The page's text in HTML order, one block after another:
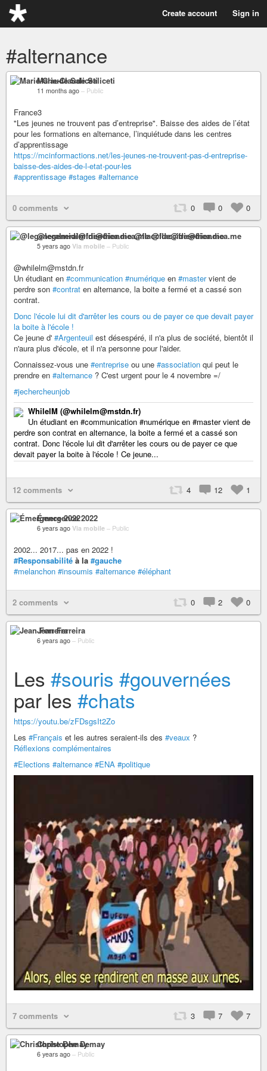
Create account Sign in
#alternance
Marie-Claude Saliceti
11 months ago – Public
France3
"Les jeunes ne trouvent pas d’entreprise". Baisse des aides de l’état
pour les formations en alternance, l’inquiétude dans les centres
d’apprentissage
https://mcinformactions.net/les-jeunes-ne-trouvent-pas-d-entreprise-
baisse-des-aides-de-l-etat-pour-les
#apprentissage #stages #alternance
0 comments 0 0 0
@legeneralmidi@friendica.me @flaccide@friendica.me
5 years ago Via mobile – Public
@whilelm@mstdn.fr
Un étudiant en #communication #numérique en #mastervient de
perdre son #contrat en alternance, la boite a fermé et a cassé son
contrat.
Donc l'école lui dit d'arrêter les cours ou de payer ce que devait payer
la boite à l'école !
Ce jeune d' #Argenteuil est désespéré, il n'a plus de société, bientôt il
n'aura plus d'école, et il n'a personne pour l'aider.
Connaissez-vous une #entreprise ou une #association qui peut le
prendre en #alternance ? C'est urgent pour le 4 novembre =/
#jechercheunjob
WhilelM (@whilelm@mstdn.fr)
Un étudiant en #communication #numérique en #master vient de
perdre son contrat en alternance, la boite a fermé et a cassé son
contrat. Donc l'école lui dit d'arrêter les cours ou de payer ce que
devait payer la boite à l'école ! Ce jeune...
12 comments 4 12 1
Émergence 2022
6 years ago Via mobile – Public
2002... 2017... pas en 2022 !
#Responsabilité à la #gauche
#melanchon #insoumis #alternance #éléphant
2 comments 0 2 0
Jean Ferreira
6 years ago – Public
Les #souris #gouvernées
par les #chats
https://youtu.be/zFDsgsIt2Zo
Les #Français et les autres seraient-ils des #veaux ?
Réflexions complémentaires
#Elections #alternance #ENA #politique
7 comments 3 7 7
Christophe Demay
6 years ago – Public